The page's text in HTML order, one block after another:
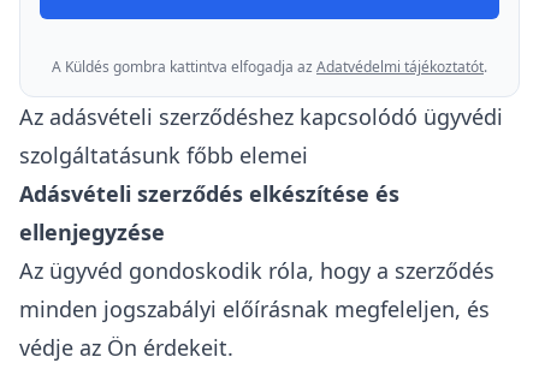
A Küldés gombra kattintva elfogadja az Adatvédelmi tájékoztatót.
Az adásvételi szerződéshez kapcsolódó ügyvédi
szolgáltatásunk főbb elemei
Adásvételi szerződés elkészítése és
ellenjegyzése
Az ügyvéd gondoskodik róla, hogy a szerződés
minden jogszabályi előírásnak megfeleljen, és
védje az Ön érdekeit.